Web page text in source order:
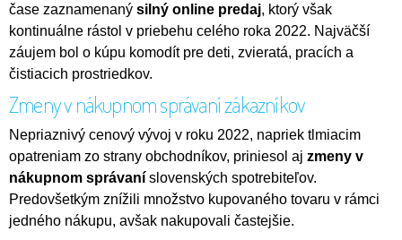
čase zaznamenaný silný online predaj, ktorý však
kontinuálne rástol v priebehu celého roka 2022. Najväčší
záujem bol o kúpu komodít pre deti, zvieratá, pracích a
čistiacich prostriedkov.
Zmeny v nákupnom správaní zákazníkov
Nepriaznivý cenový vývoj v roku 2022, napriek tlmiacim
opatreniam zo strany obchodníkov, priniesol aj zmeny v
nákupnom správaní slovenských spotrebiteľov.
Predovšetkým znížili množstvo kupovaného tovaru v rámci
jedného nákupu, avšak nakupovali častejšie.